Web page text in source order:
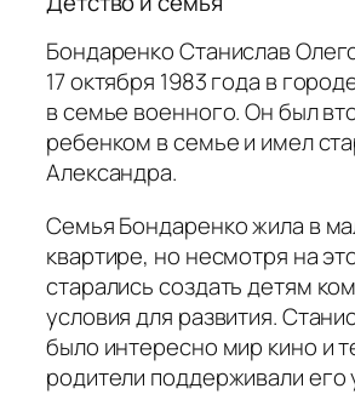
Бондаренко Станислав
17 октября 1983 года в
в семье военного. Он был
ребенком в семье и имел
Александра.
Семья Бондаренко жила в
квартире, но несмотря на
старались создать детям
условия для развития.
было интересно мир кино и
родители поддерживали его